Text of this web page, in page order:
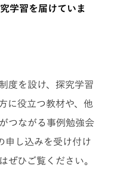
学習を届けていま
度を設け、探究学習
に役立つ教材や、他
つながる事例勉強会
申し込みを受け付け
ぜひご覧ください。